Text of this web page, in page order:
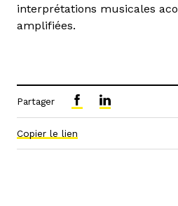
interprétations musicales
amplifiées.
Partager
Copier le lien